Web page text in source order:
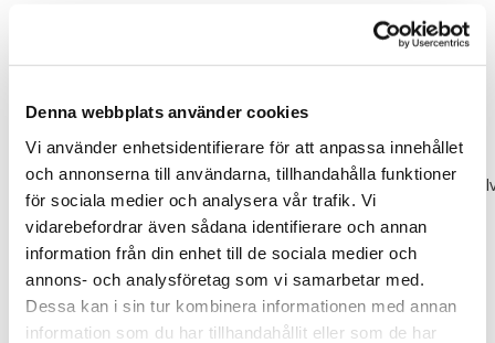
Denna webbplats använder cookies
Vi använder enhetsidentifierare för att anpassa innehållet
och annonserna till användarna, tillhandahålla funktioner
för sociala medier och analysera vår trafik. Vi
vidarebefordrar även sådana identifierare och annan
information från din enhet till de sociala medier och
annons- och analysföretag som vi samarbetar med.
Dessa kan i sin tur kombinera informationen med annan
information som du har tillhandahållit eller som de har
socker, kakaosmör (19,6%),
och fetter (vegetabiliska oljor (rapsfrö,solros,majs
(certifierad palm), helt hydrogenerat vegetabiliskt fett och olja
(palmkärna,solros)),Vasslepulver,skummatMjölkpulver,Mjölk
kakaopulver (1,2%), emulgeringsmedel (E322Soja
smakämne (vanillin).
Allergener:Mjölk, (E322) Sojalecitin.
Kan innehålla spår
av:Sesamfrön,Gluten ,JordnötterochNötter.